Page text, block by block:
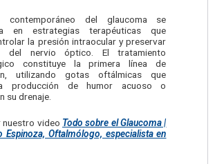
contemporáneo del glaucoma se
en estrategias terapéuticas que
la presión intraocular y preservar
del nervio óptico. El tratamiento
constituye la primera línea de
utilizando gotas oftálmicas que
producción de humor acuoso o
su drenaje.
nuestro video Todo sobre el Glaucoma |
Espinoza, Oftalmólogo, especialista en